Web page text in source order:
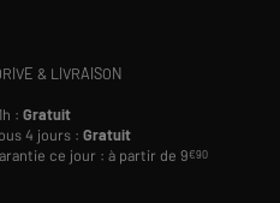
& LIVRAISON
:Gratuit
4 jours :Gratuit
ce jour : à partir de 9€90